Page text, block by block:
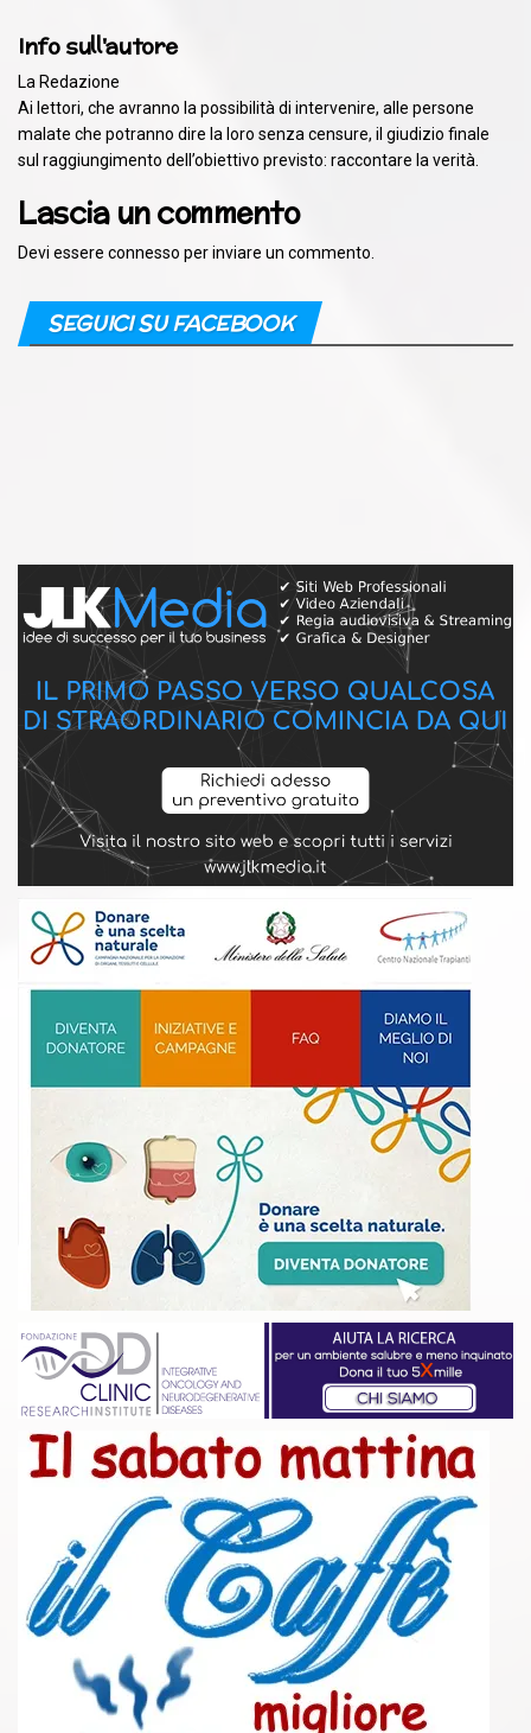
Info sull'autore
La Redazione
Ai lettori, che avranno la possibilità di intervenire, alle persone
malate che potranno dire la loro senza censure, il giudizio finale
sul raggiungimento dell’obiettivo previsto: raccontare la verità.
Lascia un commento
Devi essere connesso per inviare un commento.
SEGUICI SU FACEBOOK